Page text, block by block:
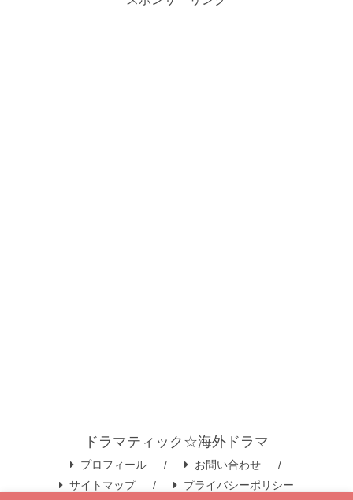
ドラマティック☆海外ドラマ
プロフィール
お問い合わせ
サイトマップ
プライバシーポリシー